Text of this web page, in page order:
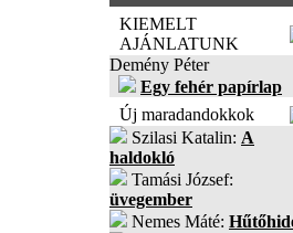
KIEMELT
AJÁNLATUNK
Demény Péter
Egy fehér papírlap
Új maradandokkok
Szilasi Katalin: A
haldokló
Tamási József:
üvegember
Nemes Máté: